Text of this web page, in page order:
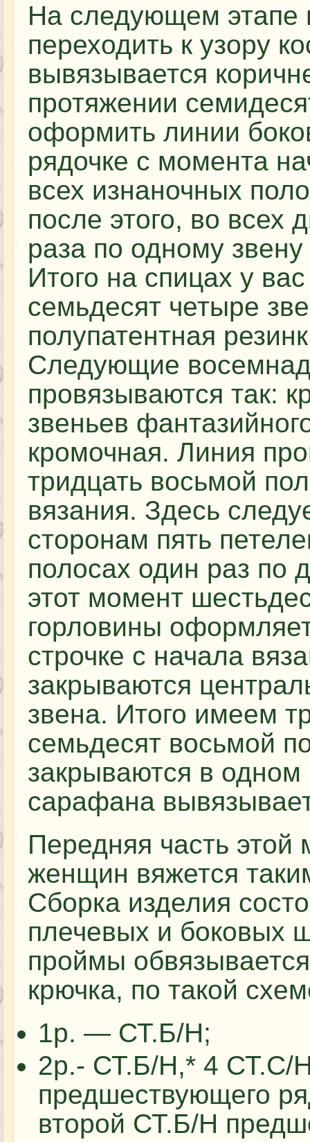
На следующем этапе
переходить к узору
вывязывается
протяжении
оформить линии
рядочке с момента
всех изнаночных
после этого, во всех
раза по одному
Итого на спицах у
семьдесят четыре
полупатентная
Следующие
провязываются так:
звеньев
кромочная. Линия
тридцать восьмой
вязания. Здесь
сторонам пять
полосах один раз по
этот момент
горловины
строчке с начала
закрываются
звена. Итого имеем
семьдесят восьмой
закрываются в одном
сарафана
Передняя часть
женщин вяжется
Сборка изделия
плечевых и боковых
проймы
крючка, по такой
1р. — СТ.Б/Н;
2р.- СТ.Б/Н,* 4 СТ.С/
предшествующего
второй СТ.Б/Н